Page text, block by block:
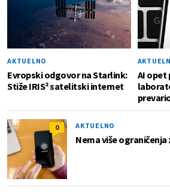
AKTUELNO
Evropski odgovor na Starlink:
Stiže IRIS² satelitski internet
AI opet
0 AKTUELNO
Nema više